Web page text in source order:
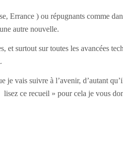
Errance ) ou répugnants comme
autre nouvelle.
et surtout sur toutes les avancées
je vais suivre à l’avenir, d’autant
ce recueil » pour cela je vous